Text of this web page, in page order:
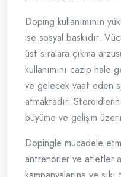
Doping kullanımının
ise sosyal baskıdır.
üst sıralara çıkma
kullanımını cazip
ve gelecek vaat eden
atmaktadır.
büyüme ve gelişim
Dopingle mücadele
antrenörler ve atletler